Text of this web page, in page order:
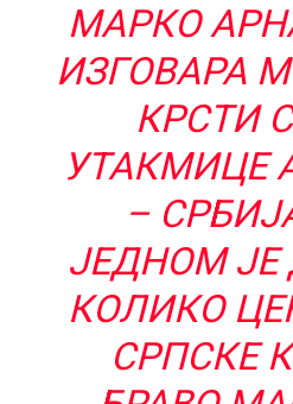
МАРКО
ИЗГОВАРА
КРСТИ
УТАКМИЦЕ
–
ЈЕДНОМ ЈЕ
КОЛИКО
СРПСКЕ